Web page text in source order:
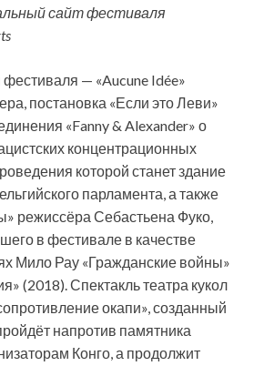
сайт фестиваля
— «Aucune Idée»
постановка «Если это Леви»
«Fanny & Alexander» о
концентрационных
которой станет здание
парламента, а также
режиссёра Себастьена Фуко,
в фестивале в качестве
Мило Рау «Гражданские войны»
(2018). Спектакль театра кукол
окапи», созданный
напротив памятника
Конго, а продолжит